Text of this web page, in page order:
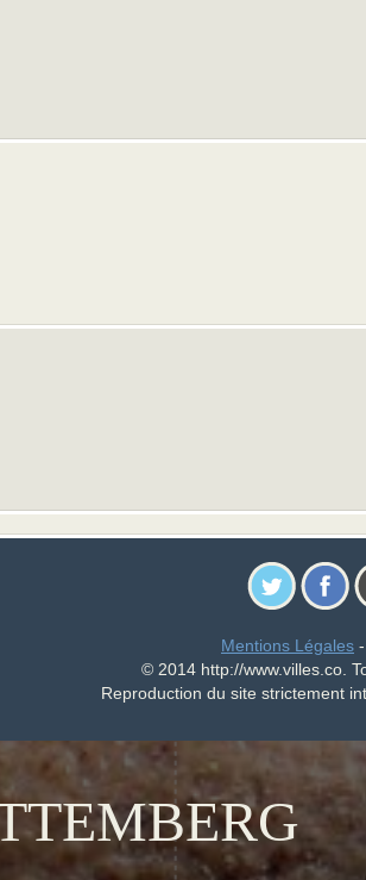
Mentions Légales -
© 2014 http://www.villes.co.
Reproduction du site strictement